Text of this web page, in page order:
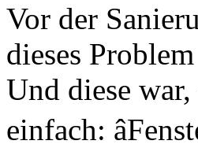
Vor der
dieses
Und diese
einfach: